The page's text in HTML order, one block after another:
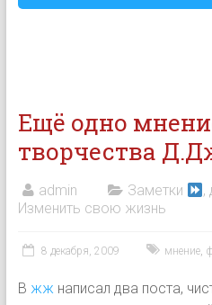
Ещё одно
творчества
admin Заметки ,
Изменить свою жизнь
8 декабря, 2009 мнение,
В жжнаписал два поста,